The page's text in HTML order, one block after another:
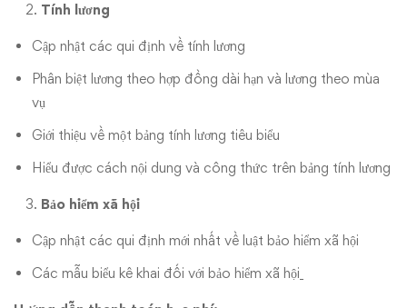
Tính lương
Cập nhật các qui định về tính lương
Phân biệt lương theo hợp đồng dài hạn và lương theo mùa
vụ
Giới thiệu về một bảng tính lương tiêu biểu
Hiểu được cách nội dung và công thức trên bảng tính lương
Bảo hiểm xã hội
Cập nhật các qui định mới nhất về luật bảo hiểm xã hội
Các mẫu biểu kê khai đối với bảo hiểm xã hội